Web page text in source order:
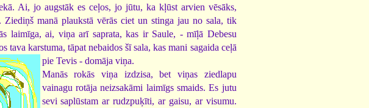
Ai, jo augstāk es ceļos, jo jūtu, ka kļūst arvien vēsāks,
Ziediņš manā plaukstā vērās ciet un stinga jau no sala, tik
laimīga, ai, viņa arī saprata, kas ir Saule, - mīļā Debesu
tava karstuma, tāpat nebaidos šī sala, kas mani sagaida ceļā
pie Tevis - domāja viņa.
Manās rokās viņa izdzisa, bet viņas ziedlapu
vainagu rotāja neizsakāmi laimīgs smaids. Es jutu
sevi saplūstam ar rudzpuķīti, ar gaisu, ar visumu.